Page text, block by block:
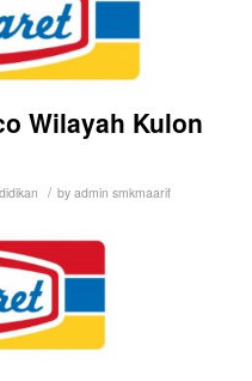
Wilayah Kulon
/ by admin smkmaarif